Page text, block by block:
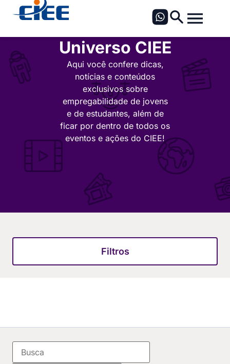
Universo CIEE
Aqui você confere dicas,
notícias e conteúdos
exclusivos sobre
empregabilidade de jovens
e de estudantes, além de
ficar por dentro de todos os
eventos e ações do CIEE!
Filtros